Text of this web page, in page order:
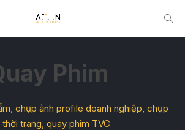
Phim
chụp ảnh profile doanh nghiệp, chụp
thời trang, quay phim TVC